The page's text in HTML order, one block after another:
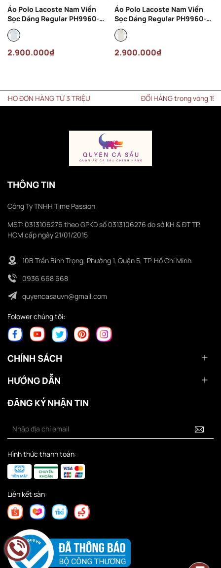
Áo Polo Lacoste Nam Viền
Sọc Dáng Regular PH9960-
00-T01 Màu Xanh Nhạt
2.900.000₫
Áo Polo Lacoste Nam Viền
Sọc Dáng Regular PH9960-
00-ARS Màu Kem
2.900.000₫
ĐƠN HÀNG TỪ 3 TRIỆU ĐỔI HÀNG trong vòng 15 NGÀY
THÔNG TIN
Công Ty TNHH Time Passion
MST: 0313106276 theo GPKD số 0313106276 do sở KH & ĐT TP.
HCM cấp ngày 21/01/2015
10B Trần Bình Trọng, Phường 1, Quận 5, TP. Hồ Chí Minh
0936 668 668
quyencasauvn@gmail.com
Folower chúng tôi:
CHÍNH SÁCH
HƯỚNG DẪN
ĐĂNG KÝ NHẬN TIN
Hình thức thanh toán:
Liên kết sàn: